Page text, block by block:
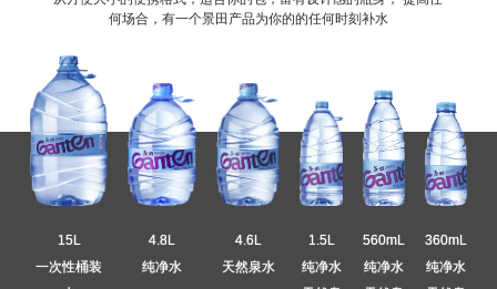
何场合，有一个景田产品为你的的任何时刻补水
15L
一次性桶装
4.8L
纯净水
4.6L
天然泉水
1.5L
纯净水
560mL
纯净水
360mL
纯净水